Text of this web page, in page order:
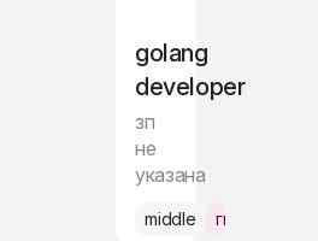
golang
developer
зп
не
указана
middle гибрид